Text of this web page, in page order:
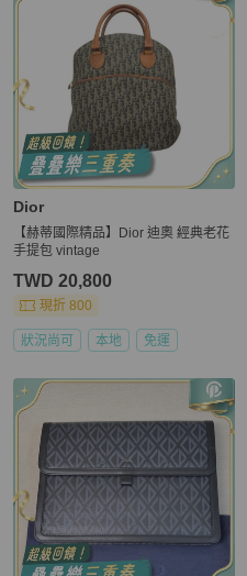
Dior
【赫蒂國際精品】Dior 迪奧 經典老花
手提包 vintage
TWD 20,800
現折 800
狀況尚可 本地 免運